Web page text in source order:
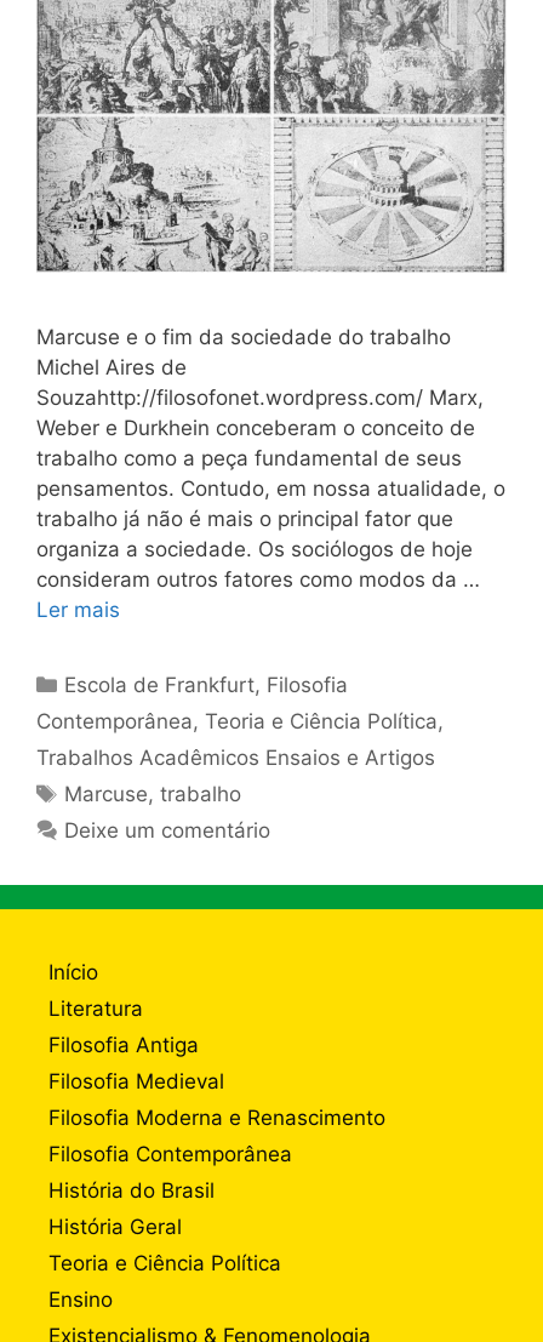
Marcuse e o fim da sociedade do trabalho
Michel Aires de
Souzahttp://filosofonet.wordpress.com/ Marx,
Weber e Durkhein conceberam o conceito de
trabalho como a peça fundamental de seus
pensamentos. Contudo, em nossa atualidade, o
trabalho já não é mais o principal fator que
organiza a sociedade. Os sociólogos de hoje
consideram outros fatores como modos da …
Ler mais
Categorias
Escola de Frankfurt, Filosofia
Contemporânea, Teoria e Ciência Política,
Trabalhos Acadêmicos Ensaios e Artigos
Tags
Marcuse,trabalho
Deixe um comentário
Início
Literatura
Filosofia Antiga
Filosofia Medieval
Filosofia Moderna e Renascimento
Filosofia Contemporânea
História do Brasil
História Geral
Teoria e Ciência Política
Ensino
Existencialismo & Fenomenologia